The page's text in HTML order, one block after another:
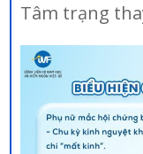
Tâm trạng